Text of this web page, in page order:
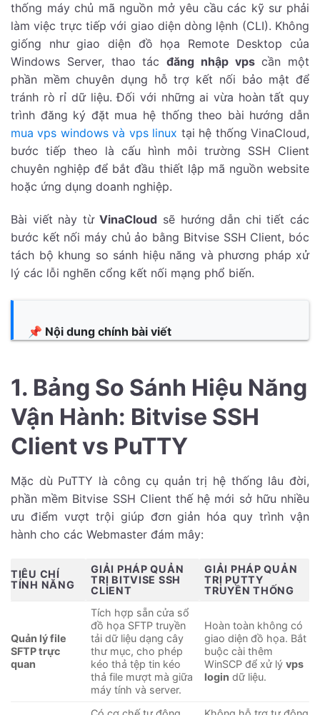
thống máy chủ mã nguồn mở yêu cầu các kỹ sư phải
làm việc trực tiếp với giao diện dòng lệnh (CLI). Không
giống như giao diện đồ họa Remote Desktop của
Windows Server, thao tác đăng nhập vpscần một
phần mềm chuyên dụng hỗ trợ kết nối bảo mật để
tránh rò rỉ dữ liệu. Đối với những ai vừa hoàn tất quy
trình đăng ký đặt mua hệ thống theo bài hướng dẫn
mua vps windows và vps linux tại hệ thống VinaCloud,
bước tiếp theo là cấu hình môi trường SSH Client
chuyên nghiệp để bắt đầu thiết lập mã nguồn website
hoặc ứng dụng doanh nghiệp.
Bài viết này từVinaCloud sẽ hướng dẫn chi tiết các
bước kết nối máy chủ ảo bằng Bitvise SSH Client, bóc
tách bộ khung so sánh hiệu năng và phương pháp xử
lý các lỗi nghẽn cổng kết nối mạng phổ biến.
📌 Nội dung chính bài viết
SSH Client vs PuTTY
2. Hướng Dẫn Từng Bước Thiết Lập Cấu Hình
Đăng Nhập Máy Chủ Ảo
3. Troubleshooting: Khắc Phục Các Sự Cố Mất
4. Các Câu Hỏi Thường Gặp (FAQ)
1. Bảng So Sánh Hiệu Năng
Vận Hành: Bitvise SSH
Client vs PuTTY
Mặc dù PuTTY là công cụ quản trị hệ thống lâu đời,
phần mềm Bitvise SSH Client thế hệ mới sở hữu nhiều
ưu điểm vượt trội giúp đơn giản hóa quy trình vận
hành cho các Webmaster đám mây:
TIÊU CHÍ
TÍNH NĂNG
GIẢI PHÁP QUẢN
TRỊ BITVISE SSH
CLIENT
GIẢI PHÁP QUẢN
TRỊ PUTTY
TRUYỀN THỐNG
Quản lý file
SFTP trực
quan
Tích hợp sẵn cửa sổ
đồ họa SFTP truyền
tải dữ liệu dạng cây
thư mục, cho phép
kéo thả tệp tin kéo
thả file mượt mà giữa
máy tính và server.
Hoàn toàn không có
giao diện đồ họa. Bắt
buộc cài thêm
WinSCP để xử lývps
login dữ liệu.